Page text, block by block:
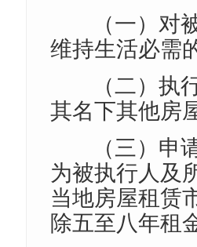
（一）对
维持生活必需
（二）执
其名下其他房
（三）申
为被执行人及
当地房屋租赁
除五至八年租